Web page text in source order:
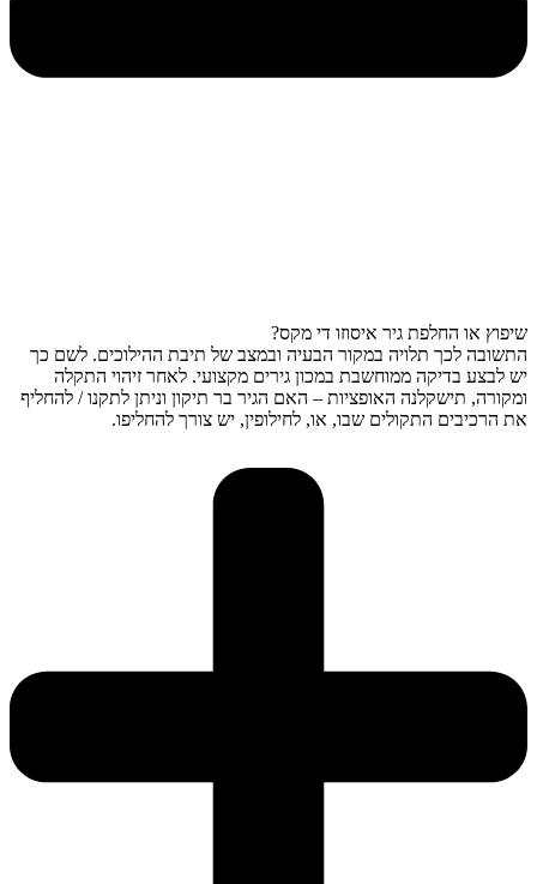
שיפוץ או החלפת גיר איסוזו די מקס?
התשובה לכך תלויה במקור הבעיה ובמצב של תיבת ההילוכים. לשם כך
יש לבצע בדיקה ממוחשבת במכון גירים מקצועי. לאחר זיהוי התקלה
ומקורה, תישקלנה האופציות – האם הגיר בר תיקון וניתן לתקנו / להחליף
את הרכיבים התקולים שבו, או, לחילופין, יש צורך להחליפו.